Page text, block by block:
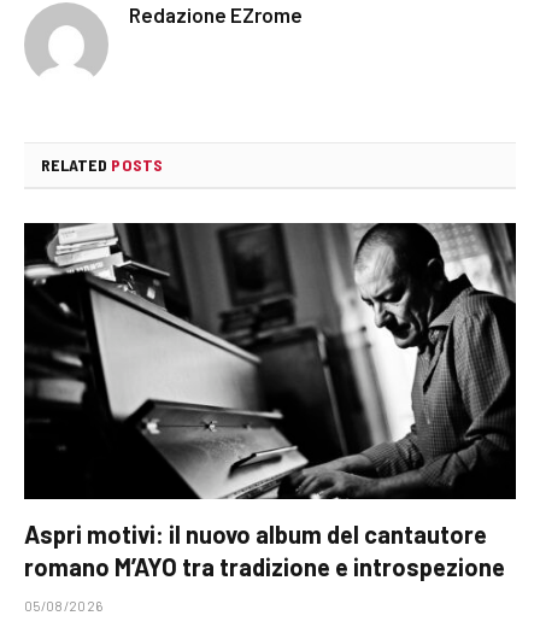
Redazione EZrome
RELATED POSTS
Aspri motivi: il nuovo album del cantautore
romano M’AYO tra tradizione e introspezione
05/08/2026